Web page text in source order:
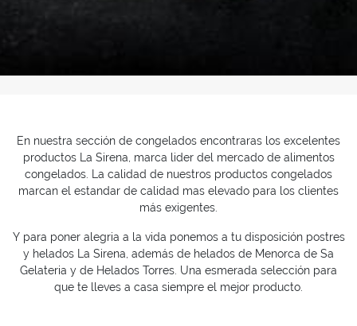
En nuestra sección de congelados encontraras los excelentes
productos La Sirena, marca lider del mercado de alimentos
congelados. La calidad de nuestros productos congelados
marcan el estandar de calidad mas elevado para los clientes
más exigentes.
Y para poner alegria a la vida ponemos a tu disposición postres
y helados La Sirena, además de helados de Menorca de Sa
Gelateria y de Helados Torres. Una esmerada selección para
que te lleves a casa siempre el mejor producto.